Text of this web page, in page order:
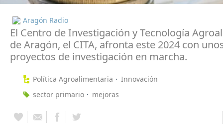
Aragón Radio
El Centro de Investigación y Tecnología
de Aragón, el CITA, afronta este 2024 con
proyectos de investigación en marcha.
Política Agroalimentaria
Innovación
sector primario
mejoras